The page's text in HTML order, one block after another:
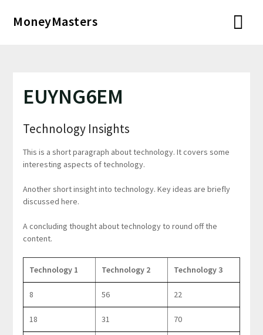
MoneyMasters
EUYNG6EM
Technology Insights
This is a short paragraph about technology. It covers some
interesting aspects of technology.
Another short insight into technology. Key ideas are briefly
discussed here.
A concluding thought about technology to round off the
content.
Technology 1 Technology 2 Technology 3
8 56 22
18 31 70